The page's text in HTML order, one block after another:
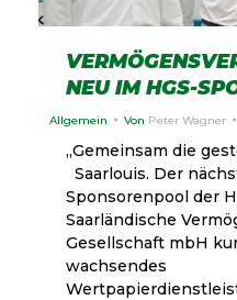
NEU IM HGS-
Allgemein Von Peter Wagner
„Gemeinsam die
Saarlouis. Der
Sponsorenpool der
Saarländische
Gesellschaft mbH
wachsendes